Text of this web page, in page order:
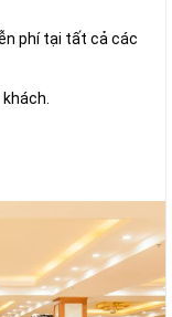
phí tại tất cả các